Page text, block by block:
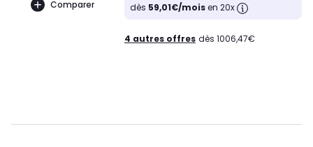
Comparer dès 59,01€/moisen 20x
4 autres offres dès 1006,47€